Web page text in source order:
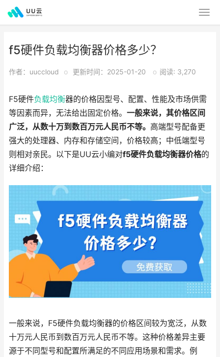
f5硬件负载均衡器价格多少？
作者：uuccloud o 更新时间：2025-01-20 o 阅读: 3,270
F5硬件负载均衡器的价格因型号、配置、性能及市场供需
等因素而异，无法给出固定价格。 一般来说，其价格区间
广泛，从数十万到数百万元人民币不等。 高端型号配备更
强大的处理器、内存和存储空间，价格较高；中低端型号
则相对亲民。以下是UU云小编对f5硬件负载均衡器价格的
详细介绍：
一般来说，F5硬件负载均衡器的价格区间较为宽泛，从数
十万元人民币到数百万元人民币不等。这种价格差异主要
源于不同型号和配置所满足的不同应用场景和需求。例